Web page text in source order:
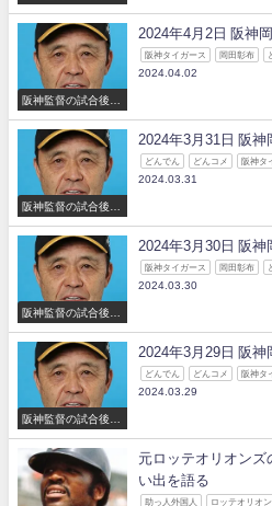
阪神監督の試合後の
2024年4月2日 阪神
阪神タイガース 岡田彰布
2024.04.02
阪神監督の試合後の
2024年3月31日 阪
どんでん どんコメ 阪神タ
2024.03.31
阪神監督の試合後の
2024年3月30日 阪
阪神タイガース 岡田彰布
2024.03.30
阪神監督の試合後の
2024年3月29日 阪
どんでん どんコメ 阪神タ
2024.03.29
元ロッテオリオンズ
い出を語る
助っ人外国人 ロッテオリオ